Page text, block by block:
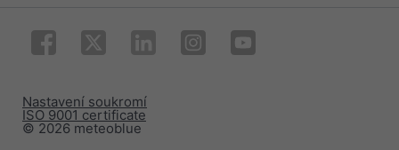
© 2026 meteoblue
ISO 9001 certificate
Nastavení soukromí